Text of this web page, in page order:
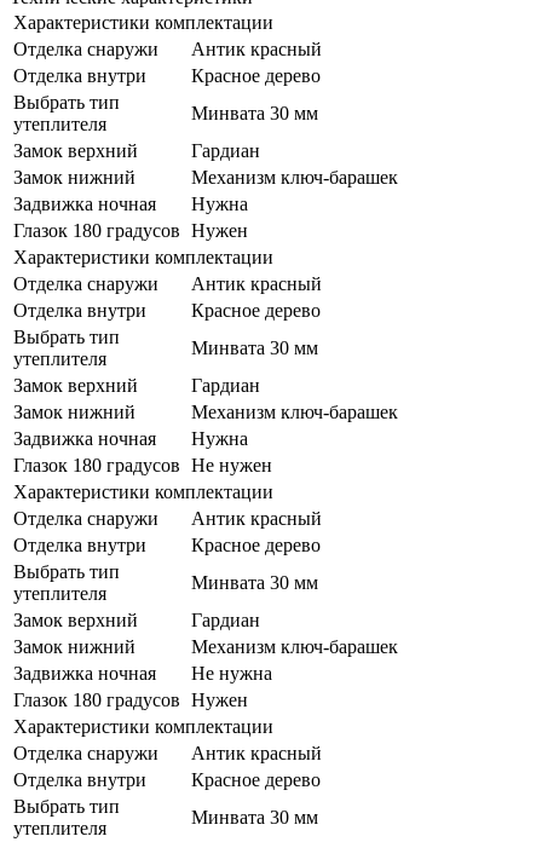
Характеристики комплектации
Отделка снаружи
Антик красный
Отделка внутри
Красное дерево
Выбрать тип
утеплителя
Минвата 30 мм
Замок верхний
Гардиан
Замок нижний
Механизм ключ-барашек
Задвижка ночная
Нужна
Глазок 180 градусов Нужен
Характеристики комплектации
Отделка снаружи
Антик красный
Отделка внутри
Красное дерево
Выбрать тип
утеплителя
Минвата 30 мм
Замок верхний
Гардиан
Замок нижний
Механизм ключ-барашек
Задвижка ночная
Нужна
Глазок 180 градусов Не нужен
Характеристики комплектации
Отделка снаружи
Антик красный
Отделка внутри
Красное дерево
Выбрать тип
утеплителя
Минвата 30 мм
Замок верхний
Гардиан
Замок нижний
Механизм ключ-барашек
Задвижка ночная
Не нужна
Глазок 180 градусов Нужен
Характеристики комплектации
Отделка снаружи
Антик красный
Отделка внутри
Красное дерево
Выбрать тип
утеплителя
Минвата 30 мм